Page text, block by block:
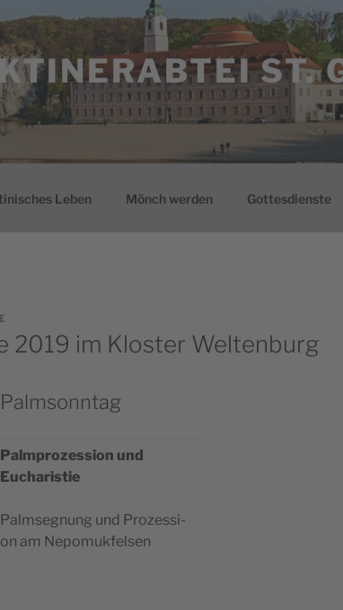
ST.
Leben Mönch werden Gottesdienste
2019 im Kloster Weltenburg
Palmsonntag
Palm­pro­zes­si­on und
Eucharistie
Palm­seg­nung und Pro­zes­si­
on am Nepomukfelsen